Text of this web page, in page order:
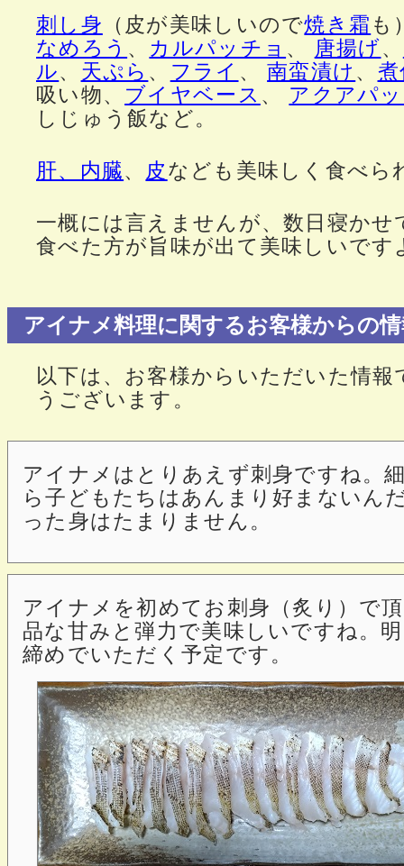
刺し身 （皮が美味しいので焼き霜 も
なめろう 、 カルパッチョ 、 唐揚げ、
ル、 天ぷら 、 フライ 、南蛮漬け 、
吸い物、 ブイヤベース 、 アクアパ
しじゅう飯など。
肝、内臓、 皮 なども美味しく食べら
一概には言えませんが、数日寝かせ
食べた方が旨味が出て美味しいです
アイナメ料理に関するお客様からの
以下は、お客様からいただいた情
うございます。
アイナメはとりあえず刺身ですね。
ら子どもたちはあんまり好まないん
った身はたまりません。
アイナメを初めてお刺身（炙り）で
品な甘みと弾力で美味しいですね。
締めでいただく予定です。